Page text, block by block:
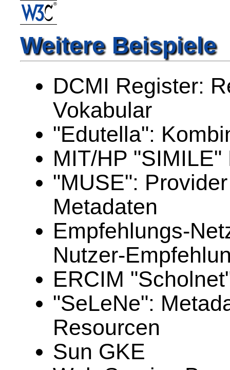
Weitere Beispiele
DCMI Register:
Vokabular
"Edutella":
MIT/HP "SIMILE"
"MUSE":
Metadaten
Empfehlungs-
Nutzer-
ERCIM
"SeLeNe":
Resourcen
Sun GKE